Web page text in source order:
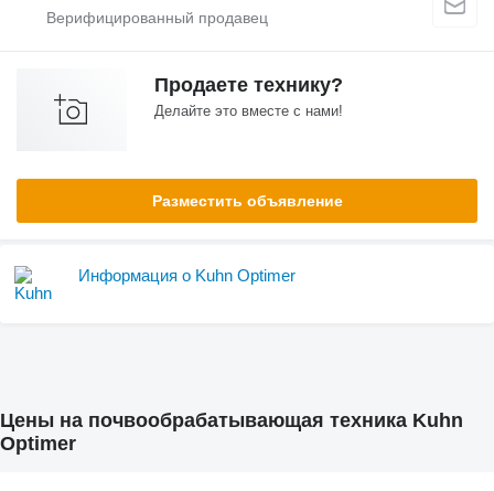
Продаете технику?
Делайте это вместе с нами!
Разместить объявление
Информация о Kuhn Optimer
Цены на почвообрабатывающая техника Kuhn
Optimer